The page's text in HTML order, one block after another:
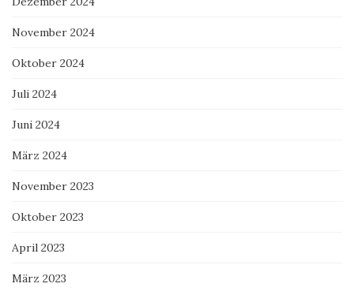
November 2024
Oktober 2024
Juli 2024
Juni 2024
März 2024
November 2023
Oktober 2023
April 2023
März 2023